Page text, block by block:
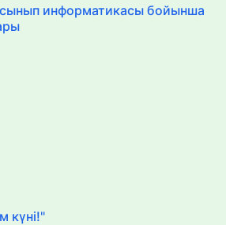
сынып информатикасы бойынша
күні!"